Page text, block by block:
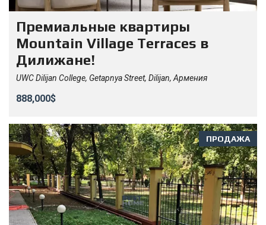
Премиальные квартиры
Mountain Village Terraces в
Дилижане!
UWC Dilijan College, Getapnya Street, Dilijan, Армения
888,000$
ПРОДАЖА